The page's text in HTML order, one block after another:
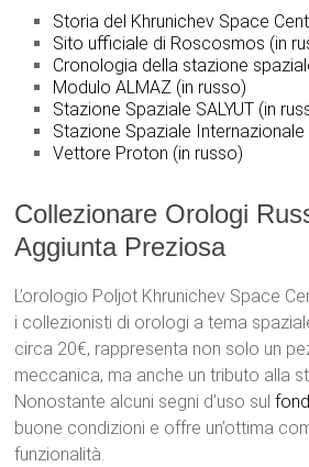
Storia del Khrunichev Space
Sito ufficiale di Roscosmos (in
Cronologia della stazione
Modulo ALMAZ (in russo)
Stazione Spaziale SALYUT (in
Stazione Spaziale Internazionale
Vettore Proton (in russo)
Collezionare Orologi
Aggiunta Preziosa
L’orologio Poljot Khrunichev Space
i collezionisti di orologi a tema
circa 20€, rappresenta non solo un
meccanica, ma anche un tributo alla
Nonostante alcuni segni d’uso sul
buone condizioni e offre un’ottima
funzionalità.